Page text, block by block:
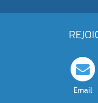
Email